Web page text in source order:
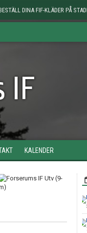
DINA FIF-KLÄDER PÅ
IF
KALENDER